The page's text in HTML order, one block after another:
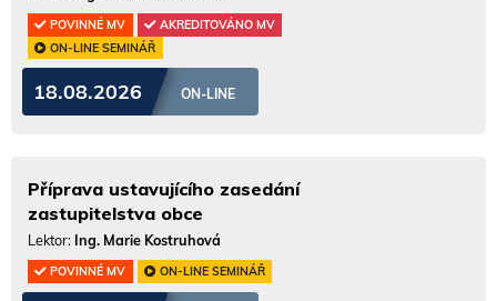
POVINNÉ MV
AKREDITOVÁNO MV
ON-LINE SEMINÁŘ
18.08.2026 ON-LINE
Příprava ustavujícího zasedání
zastupitelstva obce
Lektor: Ing. Marie Kostruhová
POVINNÉ MV ON-LINE SEMINÁŘ